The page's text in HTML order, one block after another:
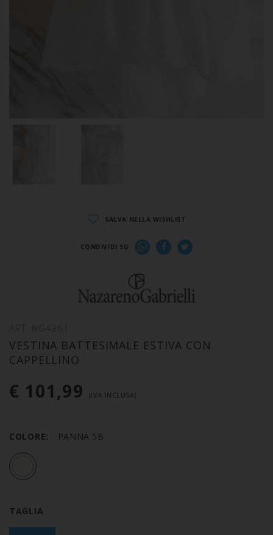
SALVA NELLA WISHLIST
CONDIVIDI SU
VESTINA BATTESIMALE ESTIVA CON
CAPPELLINO
€ 101,99 (IVA INCLUSA)
COLORE: PANNA 5B
TAGLIA